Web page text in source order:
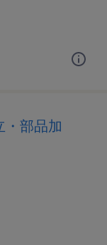
・部品加